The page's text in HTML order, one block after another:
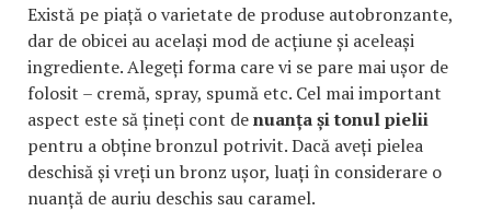
Există pe piață o varietate de produse autobronzante,
dar de obicei au același mod de acțiune și aceleași
ingrediente. Alegeți forma care vi se pare mai ușor de
folosit – cremă, spray, spumă etc. Cel mai important
aspect este să țineți cont denuanța și tonul pielii
pentru a obține bronzul potrivit. Dacă aveți pielea
deschisă și vreți un bronz ușor, luați în considerare o
nuanță de auriu deschis sau caramel.